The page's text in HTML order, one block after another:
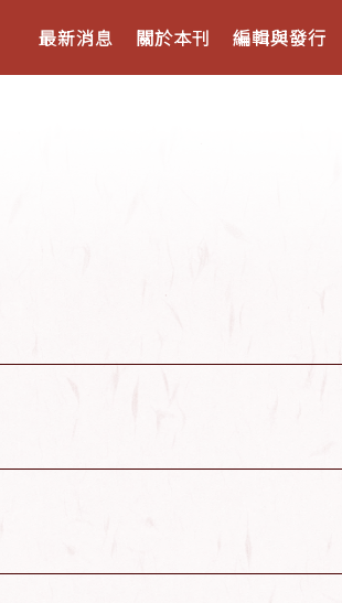
最新消息 關於本刊 編輯與發行